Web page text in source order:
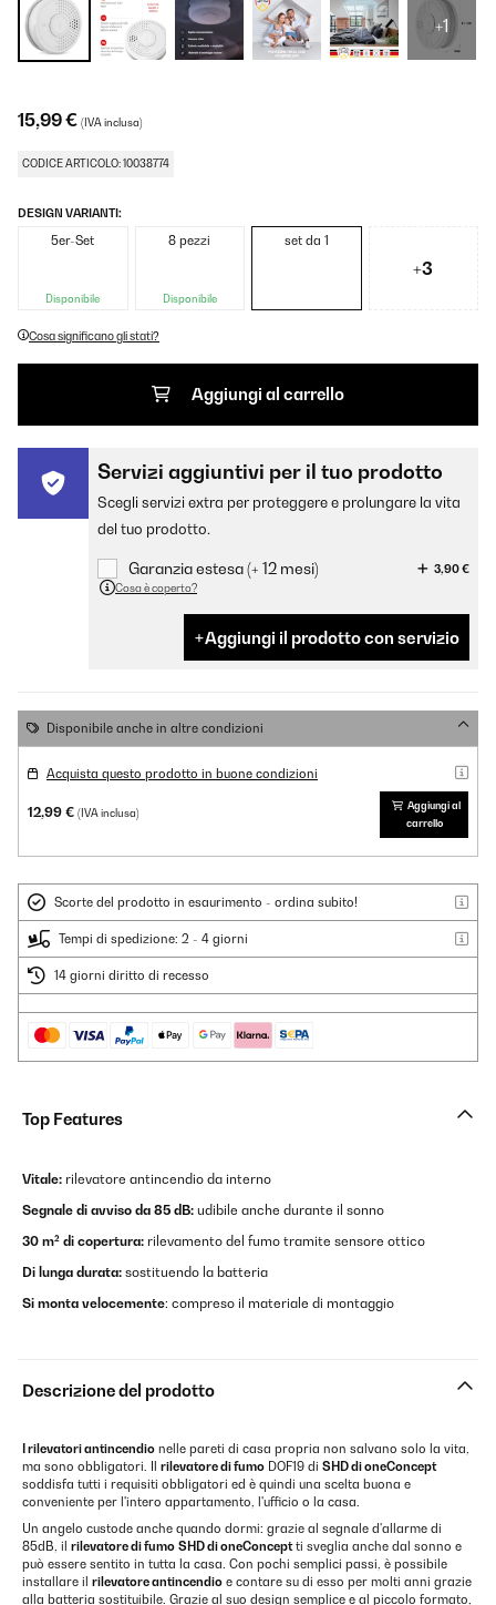
+1
15,99 € (IVA inclusa)
CODICE ARTICOLO: 10038774
DESIGN VARIANTI:
5er-Set
Disponibile
8 pezzi
Disponibile
set da 1
+3
Cosa significano gli stati?
Aggiungi al carrello
Servizi aggiuntivi per il tuo prodotto
Scegli servizi extra per proteggere e prolungare la vita
del tuo prodotto.
Garanzia estesa (+ 12 mesi)
3,90 €
Cosa è coperto?
Aggiungi il prodotto con servizio
Disponibile anche in altre condizioni
Acquista questo prodotto in buone condizioni
12,99 € (IVA inclusa)
Aggiungi al
carrello
Scorte del prodotto in esaurimento - ordina subito!
Tempi di spedizione: 2 - 4 giorni
14 giorni diritto di recesso
Top Features
Vitale: rilevatore antincendio da interno
Segnale di avviso da 85 dB: udibile anche durante il sonno
30 m² di copertura: rilevamento del fumo tramite sensore ottico
Di lunga durata: sostituendo la batteria
Si monta velocemente: compreso il materiale di montaggio
Descrizione del prodotto
I rilevatori antincendio nelle pareti di casa propria non salvano solo la vita,
ma sono obbligatori. Il rilevatore di fumo DOF19 di SHD di oneConcept
soddisfa tutti i requisiti obbligatori ed è quindi una scelta buona e
conveniente per l'intero appartamento, l'ufficio o la casa.
Un angelo custode anche quando dormi: grazie al segnale d'allarme di
85dB, il rilevatore di fumo SHD di oneConceptti sveglia anche dal sonno e
può essere sentito in tutta la casa. Con pochi semplici passi, è possibile
installare il rilevatore antincendio e contare su di esso per molti anni grazie
alla batteria sostituibile. Grazie al suo design semplice e al piccolo formato,